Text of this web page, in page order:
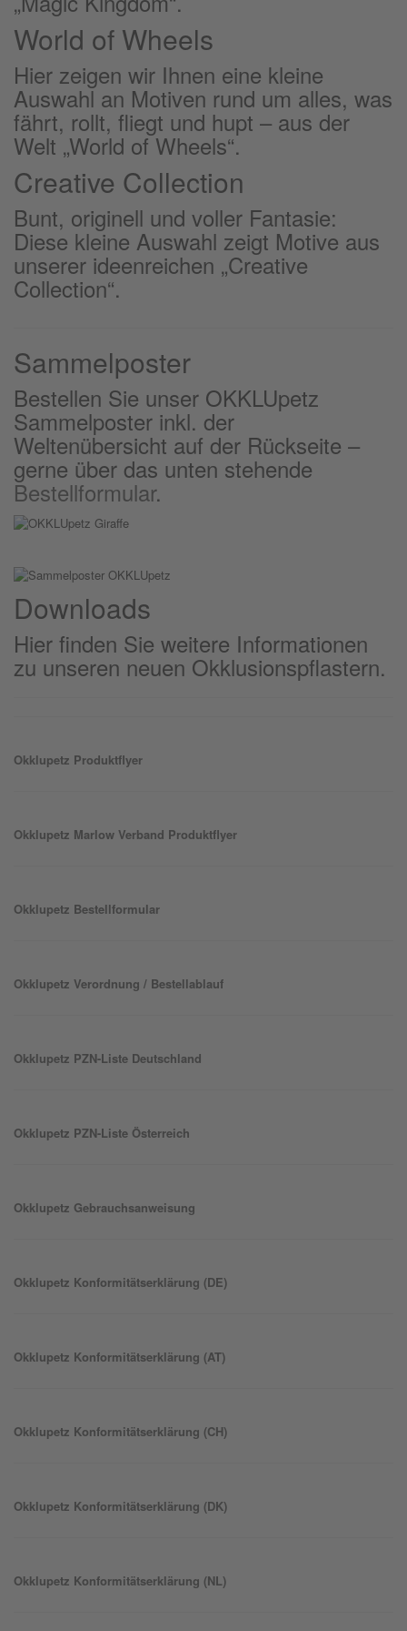
World of Wheels
Hier zeigen wir Ihnen eine kleine
Auswahl an Motiven rund um alles, was
fährt, rollt, fliegt und hupt – aus der
Welt „World of Wheels“.
Creative Collection
Bunt, originell und voller Fantasie:
Diese kleine Auswahl zeigt Motive aus
unserer ideenreichen „Creative
Collection“.
Sammelposter
Bestellen Sie unser OKKLUpetz
Sammelposter inkl. der
Weltenübersicht auf der Rückseite –
gerne über das unten stehende
Bestellformular.
Downloads
Hier finden Sie weitere Informationen
zu unseren neuen Okklusionspflastern.
Okklupetz Produktflyer
Okklupetz Marlow Verband Produktflyer
Okklupetz Bestellformular
Okklupetz Verordnung / Bestellablauf
Okklupetz PZN-Liste Deutschland
Okklupetz PZN-Liste Österreich
Okklupetz Gebrauchsanweisung
Okklupetz Konformitätserklärung (DE)
Okklupetz Konformitätserklärung (AT)
Okklupetz Konformitätserklärung (CH)
Okklupetz Konformitätserklärung (DK)
Okklupetz Konformitätserklärung (NL)